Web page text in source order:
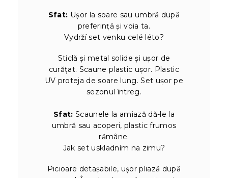
Sfat: Ușor la soare sau umbră după
preferință și voia ta.
Vydrží set venku celé léto?
Sticlă și metal solide și ușor de
curățat. Scaune plastic ușor. Plastic
UV proteja de soare lung. Set ușor pe
sezonul întreg.
Sfat: Scaunele la amiază dă-le la
umbră sau acoperi, plastic frumos
rămâne.
Jak set uskladním na zimu?
Picioare detașabile, ușor pliază după